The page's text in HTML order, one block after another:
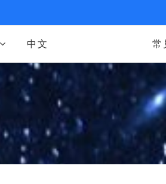
中文 常